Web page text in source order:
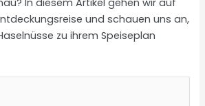
In diesem Artikel gehen wir auf
und schauen uns an,
zu ihrem Speiseplan